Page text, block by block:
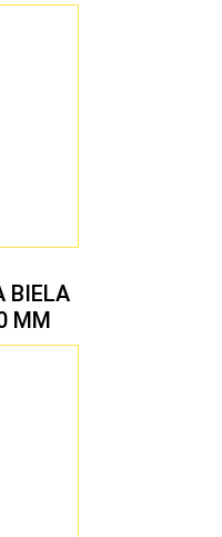
BIELA
MM